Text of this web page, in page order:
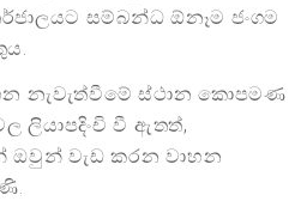
සම්බන්ධ ඕනෑම ජංගම
නැවැත්වීමේ ස්ථාන කොපමණ
ලියාපදිංචි වී ඇතත්,
වැඩ කරන වාහන